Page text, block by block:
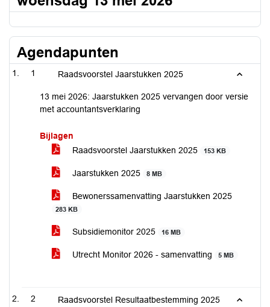
Agendapunten
1 Raadsvoorstel Jaarstukken 2025
13 mei 2026: Jaarstukken 2025 vervangen door versie
met accountantsverklaring
Bijlagen
Raadsvoorstel Jaarstukken 2025
153 KB
Jaarstukken 2025 8 MB
Bewonerssamenvatting Jaarstukken 2025
283 KB
Subsidiemonitor 2025 16 MB
Utrecht Monitor 2026 - samenvatting 5 MB
2 Raadsvoorstel Resultaatbestemming 2025